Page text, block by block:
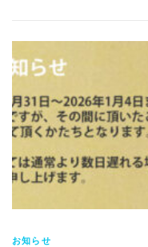
お知らせ